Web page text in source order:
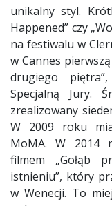
unikalny styl.
Happened” czy
na festiwalu w
w Cannes
drugiego
Specjalną Jury.
zrealizowany
W 2009 roku
MoMA. W 2014
filmem „Gołąb
istnieniu”, który
w Wenecji. To